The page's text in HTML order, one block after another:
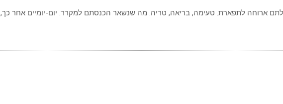
טרי
בריא
ארוחה לתפארת. טעימה, בריאה, טריה. מה שנשאר הכנסתם למקרר. יום-יומיים אחר כך,